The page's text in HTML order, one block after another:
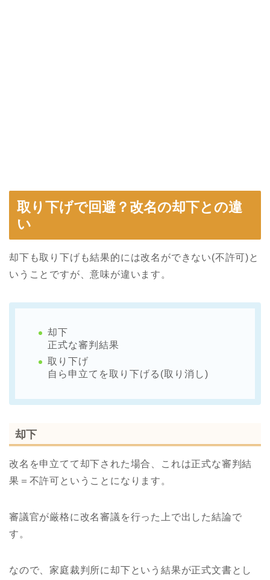
取り下げで回避？改名の却下との違
い
却下も取り下げも結果的には改名ができない(不許可)と
いうことですが、意味が違います。
却下
正式な審判結果
取り下げ
自ら申立てを取り下げる(取り消し)
却下
改名を申立てて却下された場合、これは正式な審判結
果＝不許可ということになります。
審議官が厳格に改名審議を行った上で出した結論で
す。
なので、家庭裁判所に却下という結果が正式文書とし